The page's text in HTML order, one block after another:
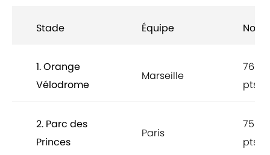
Stade Équipe Note
1. Orange
Vélodrome
Marseille
76
pts
2. Parc des
Princes
Paris
75
pts